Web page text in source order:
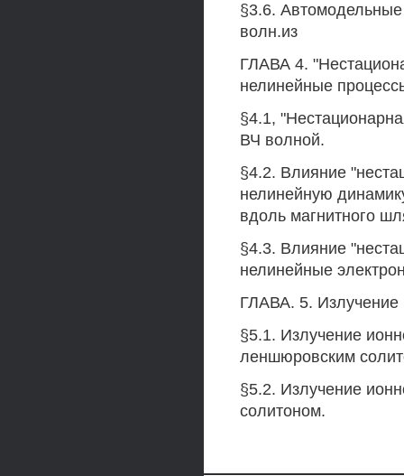
§3.6.
волн.из
ГЛАВА 4.
нелинейные
§4.1,
ВЧ волной.
§4.2. Влияние
нелинейную
вдоль магнитного
§4.3. Влияние
нелинейные
ГЛАВА. 5. Излучение
§5.1. Излучение
леншюровским
§5.2. Излучение
солитоном.